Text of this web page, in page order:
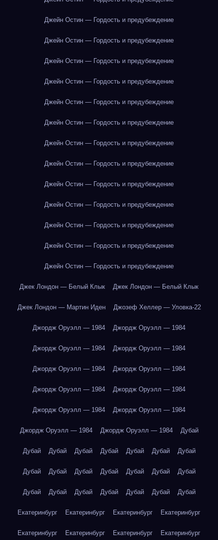
Джейн Остин — Гордость и предубеждение
Джейн Остин — Гордость и предубеждение
Джейн Остин — Гордость и предубеждение
Джейн Остин — Гордость и предубеждение
Джейн Остин — Гордость и предубеждение
Джейн Остин — Гордость и предубеждение
Джейн Остин — Гордость и предубеждение
Джейн Остин — Гордость и предубеждение
Джейн Остин — Гордость и предубеждение
Джейн Остин — Гордость и предубеждение
Джейн Остин — Гордость и предубеждение
Джейн Остин — Гордость и предубеждение
Джейн Остин — Гордость и предубеждение
Джек Лондон — Белый Клык Джек Лондон — Белый Клык
Джек Лондон — Мартин Иден Джозеф Хеллер — Уловка-22
Джордж Оруэлл — 1984 Джордж Оруэлл — 1984
Джордж Оруэлл — 1984 Джордж Оруэлл — 1984
Джордж Оруэлл — 1984 Джордж Оруэлл — 1984
Джордж Оруэлл — 1984 Джордж Оруэлл — 1984
Джордж Оруэлл — 1984 Джордж Оруэлл — 1984
Джордж Оруэлл — 1984 Джордж Оруэлл — 1984 Дубай
Дубай Дубай Дубай Дубай Дубай Дубай Дубай
Дубай Дубай Дубай Дубай Дубай Дубай Дубай
Дубай Дубай Дубай Дубай Дубай Дубай Дубай
Екатеринбург Екатеринбург Екатеринбург Екатеринбург
Екатеринбург Екатеринбург Екатеринбург Екатеринбург